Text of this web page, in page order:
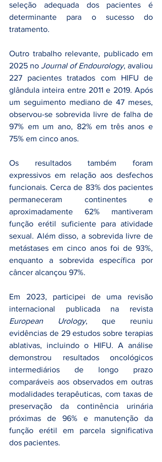
seleção adequada dos pacientes é
determinante para o sucesso do
tratamento.
Outro trabalho relevante, publicado em
2025 no Journal of Endourology, avaliou
227 pacientes tratados com HIFU de
glândula inteira entre 2011 e 2019. Após
um seguimento mediano de 47 meses,
observou-se sobrevida livre de falha de
97% em um ano, 82% em três anos e
75% em cinco anos.
Os resultados também foram
expressivos em relação aos desfechos
funcionais. Cerca de 83% dos pacientes
permaneceram continentes e
aproximadamente 62% mantiveram
função erétil suficiente para atividade
sexual. Além disso, a sobrevida livre de
metástases em cinco anos foi de 93%,
enquanto a sobrevida específica por
câncer alcançou 97%.
Em 2023, participei de uma revisão
European Urology, que reuniu
evidências de 29 estudos sobre terapias
ablativas, incluindo o HIFU. A análise
demonstrou resultados oncológicos
intermediários de longo prazo
comparáveis aos observados em outras
modalidades terapêuticas, com taxas de
preservação da continência urinária
próximas de 96% e manutenção da
função erétil em parcela significativa
dos pacientes.